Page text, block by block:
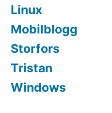
Linux
Mobilblogg
Storfors
Tristan
Windows